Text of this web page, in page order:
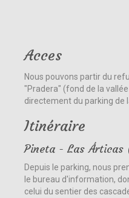
Acces
Nous pouvons partir du
"Pradera" (fond de la
directement du parking de
Itinéraire
Pineta - Las Árticas
Depuis le parking, nous
le bureau d'information,
celui du sentier des